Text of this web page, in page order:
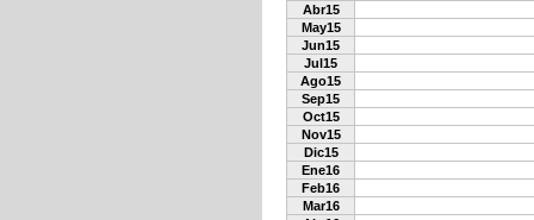
Abr15
May15
Jun15
Jul15
Ago15
Sep15
Oct15
Nov15
Dic15
Ene16
Feb16
Mar16